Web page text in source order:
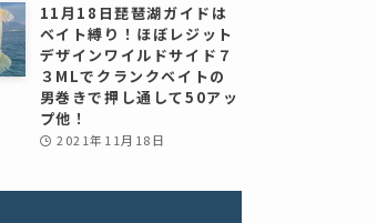
11月18日琵琶湖ガイドは
ベイト縛り！ほぼレジット
デザインワイルドサイド７
３MLでクランクベイトの
男巻きで押し通して50アッ
プ他！
2021年11月18日